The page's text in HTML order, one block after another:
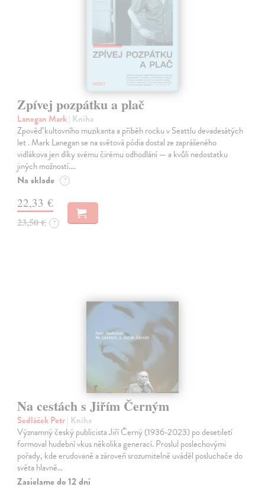
Zpívej pozpátku a plač
Lanegan Mark| Kniha
Zpověď kultovního muzikanta a příběh rocku v Seattlu devadesátých
let . Mark Lanegan se na světová pódia dostal ze zaprášeného
vidlákova jen díky svému čirému odhodlání — a kvůli nedostatku
jiných možností.…
Na sklade ?
22,33 €
23,50 € ?
Na cestách s Jiřím Černým
Sedláček Petr| Kniha
Významný český publicista Jiří Černý (1936-2023) po desetiletí
formoval hudební vkus několika generací. Proslul poslechovými
pořady, kde erudovaně a zároveň srozumitelně uváděl posluchače do
světa hlavně…
Zasielame do 12 dní